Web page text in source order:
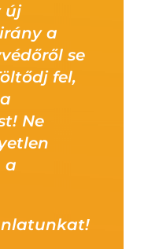
új
a
se
fel,
Ne
a